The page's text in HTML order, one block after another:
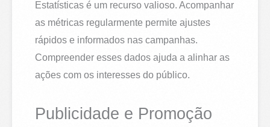
Estatísticas é um recurso valioso. Acompanhar
as métricas regularmente permite ajustes
rápidos e informados nas campanhas.
Compreender esses dados ajuda a alinhar as
ações com os interesses do público.
Publicidade e Promoção